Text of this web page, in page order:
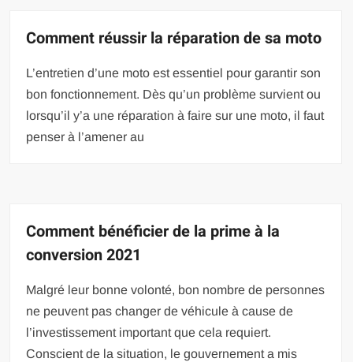
Comment réussir la réparation de sa moto
L’entretien d’une moto est essentiel pour garantir son
bon fonctionnement. Dès qu’un problème survient ou
lorsqu’il y’a une réparation à faire sur une moto, il faut
penser à l’amener au
Comment bénéficier de la prime à la
conversion 2021
Malgré leur bonne volonté, bon nombre de personnes
ne peuvent pas changer de véhicule à cause de
l’investissement important que cela requiert.
Conscient de la situation, le gouvernement a mis